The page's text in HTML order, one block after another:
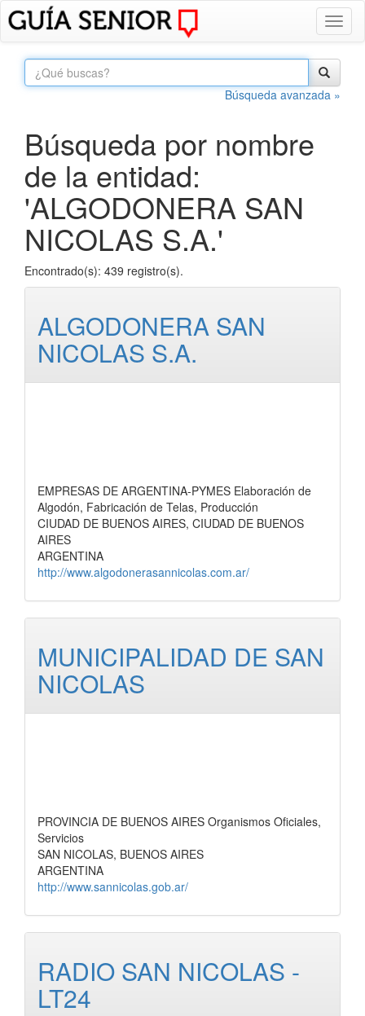
Búsqueda avanzada »
Búsqueda por nombre
de la entidad:
'ALGODONERA SAN
NICOLAS S.A.'
Encontrado(s): 439 registro(s).
ALGODONERA SAN
NICOLAS S.A.
EMPRESAS DE ARGENTINA-PYMES Elaboración de
Algodón, Fabricación de Telas, Producción
CIUDAD DE BUENOS AIRES, CIUDAD DE BUENOS
AIRES
ARGENTINA
http://www.algodonerasannicolas.com.ar/
MUNICIPALIDAD DE SAN
NICOLAS
PROVINCIA DE BUENOS AIRES Organismos Oficiales,
Servicios
SAN NICOLAS, BUENOS AIRES
ARGENTINA
http://www.sannicolas.gob.ar/
RADIO SAN NICOLAS -
LT24